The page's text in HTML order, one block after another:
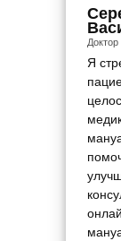
Доктор
Я